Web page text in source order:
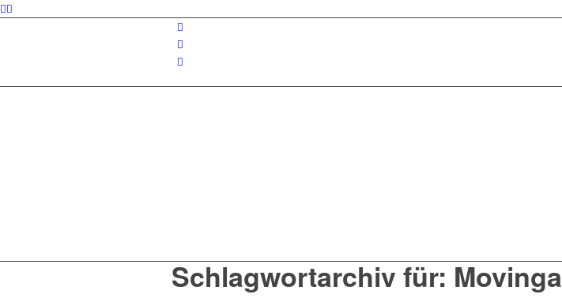
Schlagwortarchiv für: Movinga